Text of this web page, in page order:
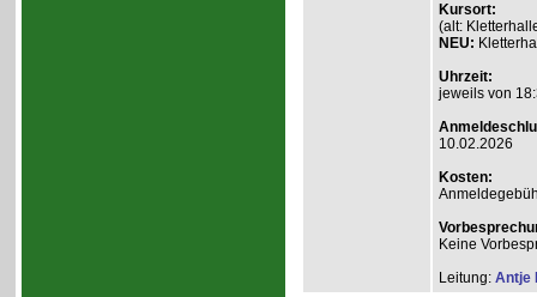
Kursort:
(alt:
NEU:
Uhrzeit:
jeweils von
10.02.2026
Kosten:
Keine
Leitung: Antje